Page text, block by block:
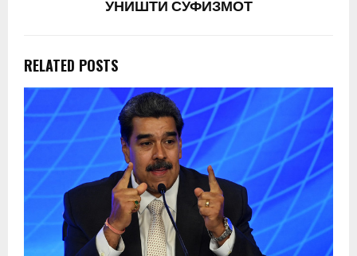
УНИШТИ СУФИЗМОТ
RELATED POSTS